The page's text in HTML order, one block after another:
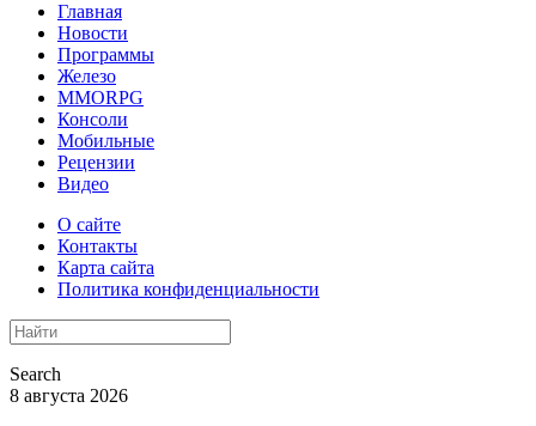
Главная
Новости
Программы
Железо
MMORPG
Консоли
Мобильные
Рецензии
Видео
О сайте
Контакты
Карта сайта
Политика конфиденциальности
Search
8 августа 2026